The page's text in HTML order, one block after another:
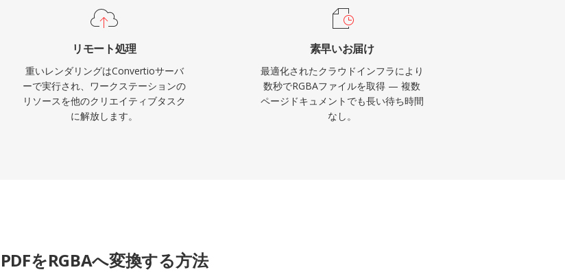
リモート処理
重いレンダリングはConvertioサーバ
ーで実行され、ワークステーションの
リソースを他のクリエイティブタスク
に解放します。
素早いお届け
最適化されたクラウドインフラにより
数秒でRGBAファイルを取得 — 複数
ページドキュメントでも長い待ち時間
なし。
PDFをRGBAへ変換する方法